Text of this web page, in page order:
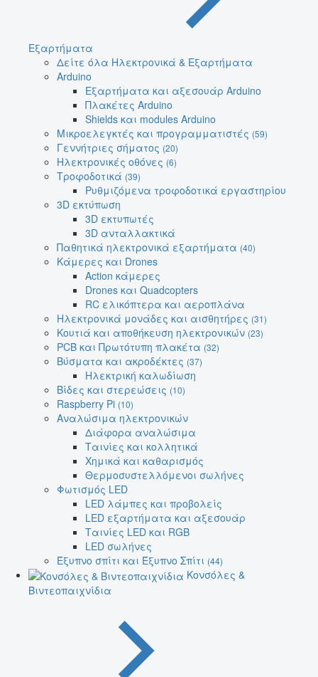
Εξαρτήματα
Δείτε όλα Ηλεκτρονικά & Εξαρτήματα
Arduino
Εξαρτήματα και αξεσουάρ Arduino
Πλακέτες Arduino
Shields και modules Arduino
Μικροελεγκτές και προγραμματιστές (59)
Γεννήτριες σήματος (20)
Ηλεκτρονικές οθόνες (6)
Τροφοδοτικά (39)
Ρυθμιζόμενα τροφοδοτικά εργαστηρίου
3D εκτύπωση
3D εκτυπωτές
3D ανταλλακτικά
Παθητικά ηλεκτρονικά εξαρτήματα (40)
Κάμερες και Drones
Action κάμερες
Drones και Quadcopters
RC ελικόπτερα και αεροπλάνα
Ηλεκτρονικά μονάδες και αισθητήρες (31)
Κουτιά και αποθήκευση ηλεκτρονικών (23)
PCB και Πρωτότυπη πλακέτα (32)
Βύσματα και ακροδέκτες (37)
Ηλεκτρική καλωδίωση
Βίδες και στερεώσεις (10)
Raspberry Pi (10)
Αναλώσιμα ηλεκτρονικών
Διάφορα αναλώσιμα
Ταινίες και κολλητικά
Χημικά και καθαρισμός
Θερμοσυστελλόμενοι σωλήνες
Φωτισμός LED
LED λάμπες και προβολείς
LED εξαρτήματα και αξεσουάρ
Ταινίες LED και RGB
LED σωλήνες
Έξυπνο σπίτι και Έξυπνο Σπίτι (44)
Κονσόλες &
Βιντεοπαιχνίδια